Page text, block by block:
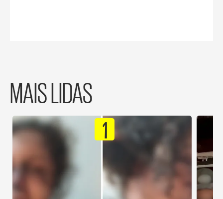
MAIS LIDAS
1